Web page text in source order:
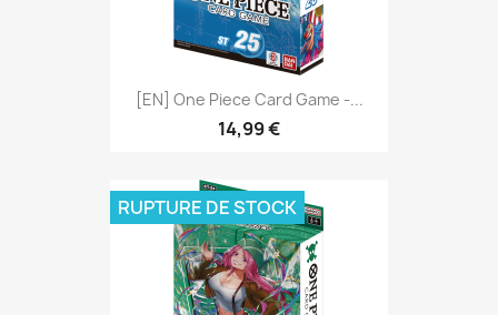
[EN] One Piece Card Game -...
14,99 €
RUPTURE DE STOCK